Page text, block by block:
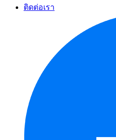
ติดต่อเรา